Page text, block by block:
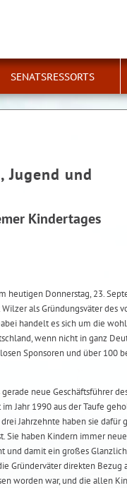
SENATSRESSORTS
Jugend und
Kindertages
heutigen Donnerstag, 23.
als Gründungsväter des
handelt es sich um die
wenn nicht in ganz
Sponsoren und über 100
neue Geschäftsführer
Jahr 1990 aus der Taufe
Jahrzehnte haben sie dafür
Sie haben Kindern immer neue
und damit ein großes
Gründerväter direkten Bezug
worden war, und die allen